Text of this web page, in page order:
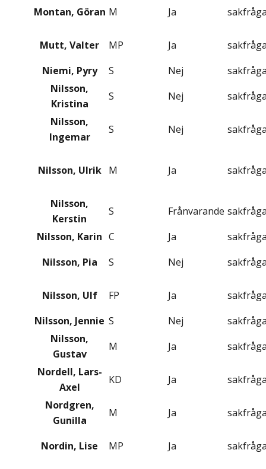
Montan, Göran M Ja
Mutt, Valter MP Ja
Niemi, Pyry
S Nej
Nilsson,
Kristina
S Nej
Nilsson,
Ingemar
S Nej
Nilsson, Ulrik M Ja
Nilsson,
Kerstin
S Frånvarande
Nilsson, Karin C Ja
Nilsson, Pia
S Nej
Nilsson, Ulf FP Ja
Nilsson, Jennie S Nej
Nilsson,
Gustav
M Ja
Nordell, Lars-
Axel
KD Ja
Nordgren,
Gunilla
M Ja
Nordin, Lise MP Ja